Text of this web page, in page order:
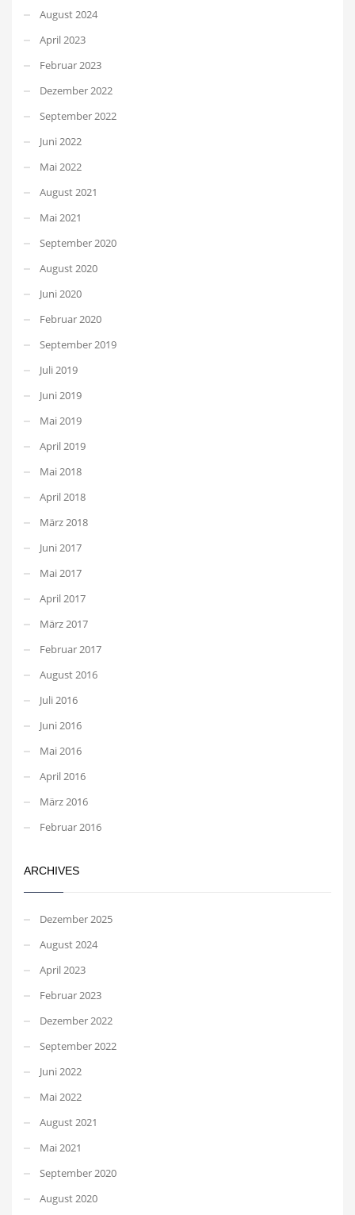
August 2024
April 2023
Februar 2023
Dezember 2022
September 2022
Juni 2022
Mai 2022
August 2021
Mai 2021
September 2020
August 2020
Juni 2020
Februar 2020
September 2019
Juli 2019
Juni 2019
Mai 2019
April 2019
Mai 2018
April 2018
März 2018
Juni 2017
Mai 2017
April 2017
März 2017
Februar 2017
August 2016
Juli 2016
Juni 2016
Mai 2016
April 2016
März 2016
Februar 2016
ARCHIVES
Dezember 2025
August 2024
April 2023
Februar 2023
Dezember 2022
September 2022
Juni 2022
Mai 2022
August 2021
Mai 2021
September 2020
August 2020